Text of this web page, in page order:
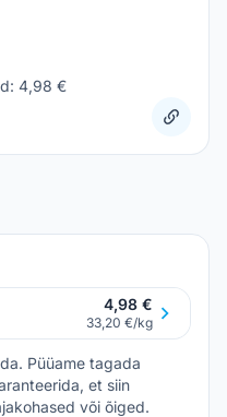
4,98 €
4,98 €
33,20 €/kg
Püüame tagada
et siin
või õiged.